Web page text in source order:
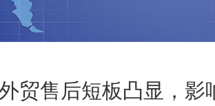
贸售后短板凸显，影